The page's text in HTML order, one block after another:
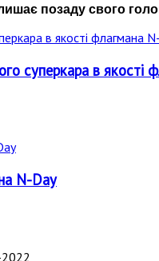
позаду свого
суперкара в якості
N-Day